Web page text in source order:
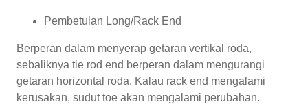
Pembetulan Long/Rack End
Berperan dalam menyerap getaran vertikal roda,
sebaliknya tie rod end berperan dalam mengurangi
getaran horizontal roda. Kalau rack end mengalami
kerusakan, sudut toe akan mengalami perubahan.